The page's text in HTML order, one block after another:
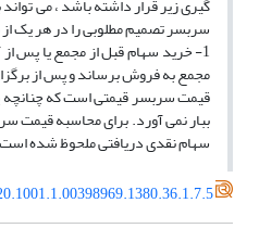
سربسر تصمیم مطلوبی را در هر یک از
مجمع به فروش برساند و پس از
ببار نمی آورد. برای محاسبه قیمت
سهام نقدی دریافتی ملحوظ شده